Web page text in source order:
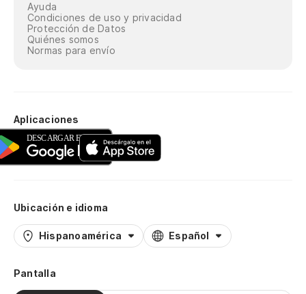
Ayuda
Condiciones de uso y privacidad
Protección de Datos
Quiénes somos
Normas para envío
Aplicaciones
Ubicación e idioma
Hispanoamérica Español
Pantalla